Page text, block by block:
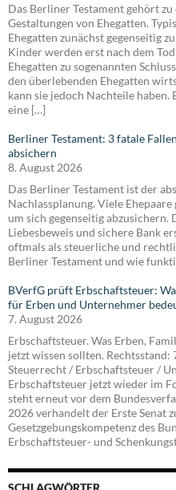
Das Berliner Testament gehört
Gestaltungen von Ehegatten.
Ehegatten zunächst gegenseitig
Kinder werden erst nach dem
Ehegatten zu sogenannten
den überlebenden Ehegatten
kann sie jedoch Nachteile haben.
eine […]
Berliner Testament: 3 fatale
absichern
8. August 2026
Das Berliner Testament ist der
Nachlassplanung. Viele
um sich gegenseitig abzusichern.
Liebesbeweis und sichere Bank
oftmals als steuerliche und
Berliner Testament und wie
BVerfG prüft Erbschaftsteuer:
für Erben und Unternehmer
7. August 2026
Erbschaftsteuer. Was Erben,
jetzt wissen sollten.
Steuerrecht / Erbschaftsteuer /
Erbschaftsteuer jetzt wieder im
steht erneut vor dem
2026 verhandelt der Erste Senat
Gesetzgebungskompetenz des
Erbschaftsteuer- und
SCHLAGWÖRTER